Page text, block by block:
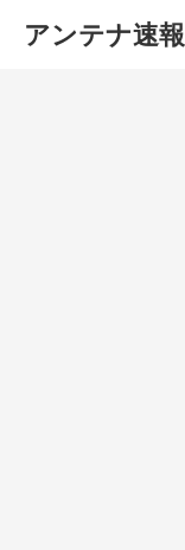
アンテナ速報